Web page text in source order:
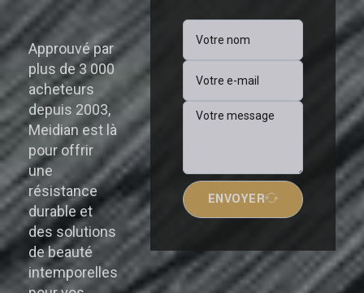
Approuvé par
plus de 3 000
acheteurs
depuis 2003,
Meidian est là
pour offrir
une
résistance
durable et
des solutions
de beauté
intemporelles
ENVOYER